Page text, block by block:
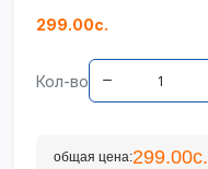
299.00с.
Кол-во
общая цена:299.00с.